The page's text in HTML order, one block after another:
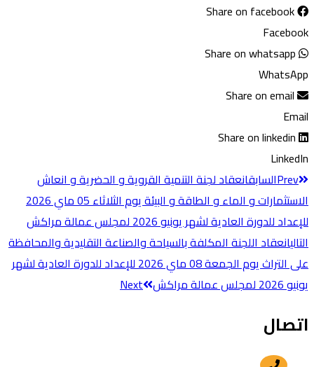
Share on facebook
Facebook
Share on whatsapp
WhatsApp
Share on email
Email
Share on linkedin
LinkedIn
Prevالسابقانعقاد لجنة التنمية القروية و الحضرية و انعاش
الاستثمارات و الماء و الطاقة و البيئة يوم الثلاثاء 05 ماي 2026
للإعداد للدورة العادية لشهر يونيو 2026 لمجلس عمالة مراكش
التاليانعقاد اللجنة المكلفة بالسياحة والصناعة التقليدية والمحافظة
على التراث ​يوم الجمعة 08 ماي 2026 للإعداد للدورة العادية لشهر
يونيو 2026 لمجلس عمالة مراكش
Next
اتصال